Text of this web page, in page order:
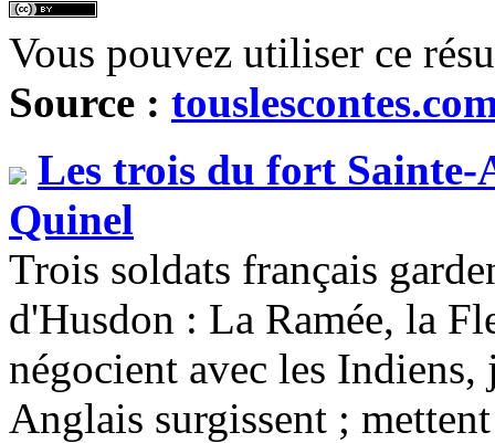
Vous pouvez utiliser ce
Source :
Les trois du fort Sainte-
Quinel
Trois soldats français
d'Husdon : La Ramée, la
négocient avec les
Anglais surgissent ;